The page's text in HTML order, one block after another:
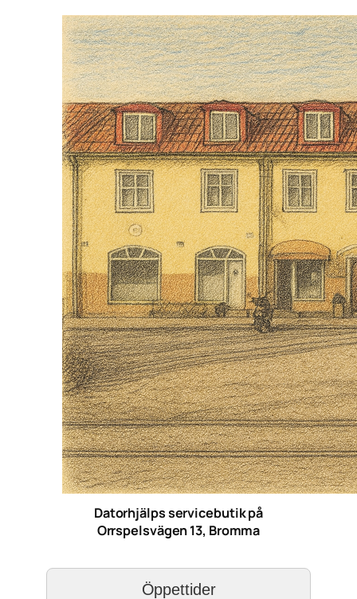
Datorhjälps servicebutik på
Orrspelsvägen 13, Bromma
Öppettider